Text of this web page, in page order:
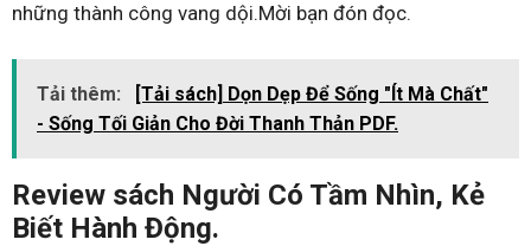
những thành công vang dội.Mời bạn đón đọc.
Tải thêm:
[Tải sách] Dọn Dẹp Để Sống "Ít Mà Chất"
- Sống Tối Giản Cho Đời Thanh Thản PDF.
Review sách Người Có Tầm Nhìn, Kẻ
Biết Hành Động.